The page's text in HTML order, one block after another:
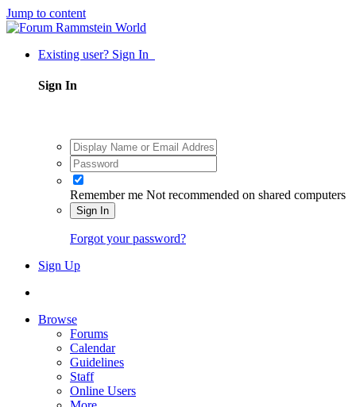
Jump to content
Existing user? Sign In
Sign In
Remember me Not recommended on shared computers
Sign In
Forgot your password?
Sign Up
Browse
Forums
Calendar
Guidelines
Staff
Online Users